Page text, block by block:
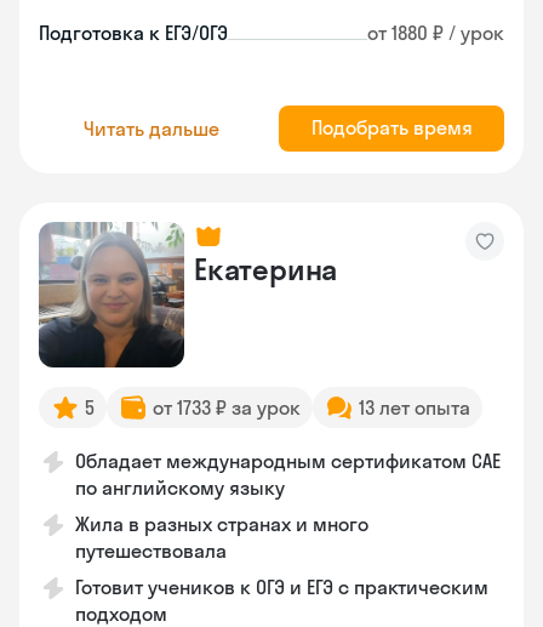
Подготовка к ЕГЭ/ОГЭ от 1880 ₽ / урок
Читать дальше Подобрать время
Екатерина
5 от 1733 ₽ за урок 13 лет опыта
Обладает международным сертификатом CAE
по английскому языку
Жила в разных странах и много
путешествовала
Готовит учеников к ОГЭ и ЕГЭ с практическим
подходом